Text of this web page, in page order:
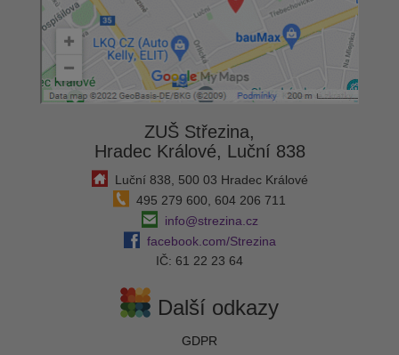
ZUŠ Střezina,
Hradec Králové, Luční 838
Luční 838, 500 03 Hradec Králové
495 279 600, 604 206 711
info@strezina.cz
facebook.com/Strezina
IČ: 61 22 23 64
Další odkazy
GDPR